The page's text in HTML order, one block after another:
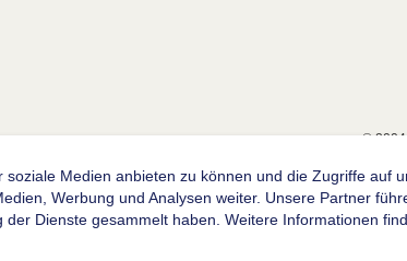
©
Medien anbieten zu können und die Zugriffe auf
Werbung und Analysen weiter. Unsere Partner
Dienste gesammelt haben. Weitere Informationen